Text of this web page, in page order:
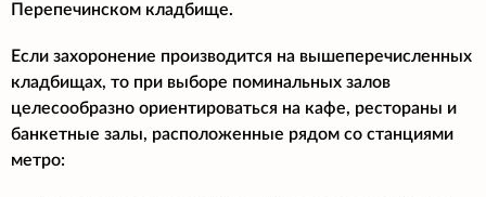
Перепечинском кладбище.
Если захоронение производится на вышеперечисленных
кладбищах, то при выборе поминальных залов
целесообразно ориентироваться на кафе, рестораны и
банкетные залы, расположенные рядом со станциями
метро: